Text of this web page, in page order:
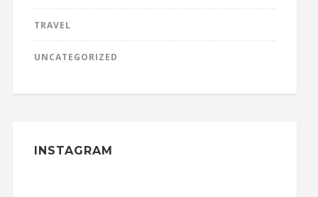
TRAVEL
UNCATEGORIZED
INSTAGRAM